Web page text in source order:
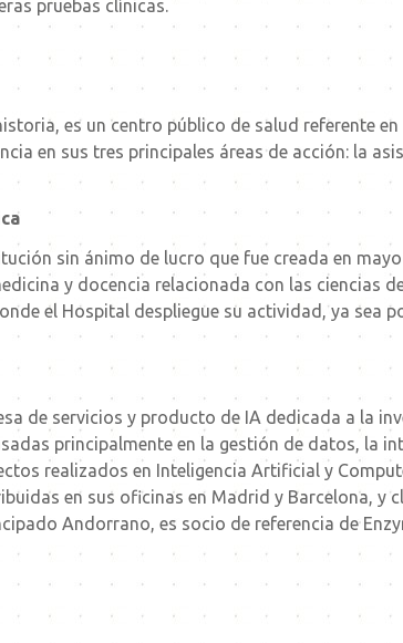
pruebas clínicas.
es un centro público de salud referente
en sus tres principales áreas de acción: la
sin ánimo de lucro que fue creada en
y docencia relacionada con las ciencias
el Hospital despliegue su actividad, ya sea
de servicios y producto de IA dedicada a la
principalmente en la gestión de datos, la
realizados en Inteligencia Artificial y
en sus oficinas en Madrid y Barcelona, y
Andorrano, es socio de referencia de